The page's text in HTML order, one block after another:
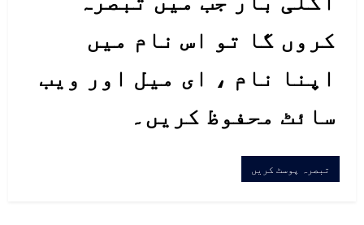
کروں گا تو اس نام میں
اپنا نام ، ای میل اور ویب
سائٹ محفوظ کریں۔